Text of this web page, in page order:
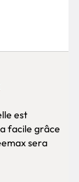
est
facile grâce